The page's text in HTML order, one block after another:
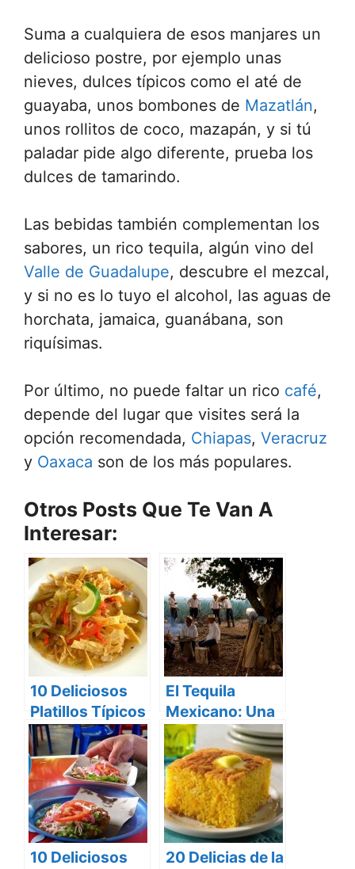
Suma a cualquiera de esos manjares un
delicioso postre, por ejemplo unas
nieves, dulces típicos como el até de
guayaba, unos bombones de Mazatlán,
unos rollitos de coco, mazapán, y si tú
paladar pide algo diferente, prueba los
dulces de tamarindo.
Las bebidas también complementan los
sabores, un rico tequila, algún vino del
Valle de Guadalupe, descubre el mezcal,
y si no es lo tuyo el alcohol, las aguas de
horchata, jamaica, guanábana, son
riquísimas.
Por último, no puede faltar un rico café,
depende del lugar que visites será la
opción recomendada, Chiapas, Veracruz
y Oaxaca son de los más populares.
Otros Posts Que Te Van A
Interesar:
10 Deliciosos
Platillos Típicos
de la Comida
Yucateca
El Tequila
Mexicano: Una
Bebida de
Leyenda
10 Deliciosos
20 Delicias de la